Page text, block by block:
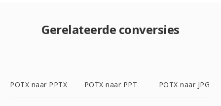
Gerelateerde conversies
POTX naar PPTX POTX naar PPT POTX naar JPG